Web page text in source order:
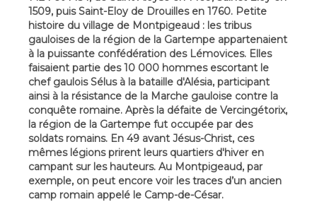
1509, puis Saint-Eloy de Drouilles en 1760. Petite
histoire du village de Montpigeaud : les tribus
gauloises de la région de la Gartempe appartenaient
à la puissante confédération des Lémovices. Elles
faisaient partie des 10 000 hommes escortant le
chef gaulois Sélus à la bataille d'Alésia, participant
ainsi à la résistance de la Marche gauloise contre la
conquête romaine. Après la défaite de Vercingétorix,
la région de la Gartempe fut occupée par des
soldats romains. En 49 avant Jésus-Christ, ces
mêmes légions prirent leurs quartiers d'hiver en
campant sur les hauteurs. Au Montpigeaud, par
exemple, on peut encore voir les traces d’un ancien
camp romain appelé le Camp-de-César.